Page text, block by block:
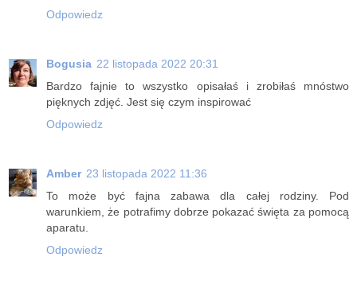
Odpowiedz
Bogusia 22 listopada 2022 20:31
Bardzo fajnie to wszystko opisałaś i zrobiłaś mnóstwo
pięknych zdjęć. Jest się czym inspirować
Odpowiedz
Amber 23 listopada 2022 11:36
To może być fajna zabawa dla całej rodziny. Pod
warunkiem, że potrafimy dobrze pokazać święta za pomocą
aparatu.
Odpowiedz